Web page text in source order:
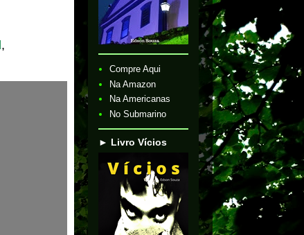
,
Compre Aqui
Na Amazon
Na Americanas
No Submarino
► Livro Vícios